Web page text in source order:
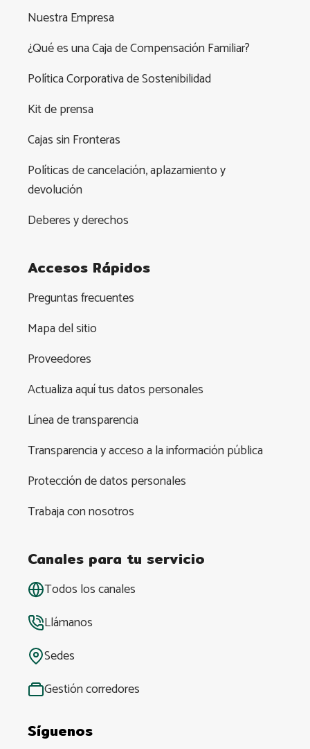
Nuestra Empresa
¿Qué es una Caja de Compensación Familiar?
Política Corporativa de Sostenibilidad
Kit de prensa
Cajas sin Fronteras
Políticas de cancelación, aplazamiento y
devolución
Deberes y derechos
Accesos Rápidos
Preguntas frecuentes
Mapa del sitio
Proveedores
Actualiza aquí tus datos personales
Línea de transparencia
Transparencia y acceso a la información pública
Protección de datos personales
Trabaja con nosotros
Canales para tu servicio
Todos los canales
Llámanos
Sedes
Gestión corredores
Síguenos